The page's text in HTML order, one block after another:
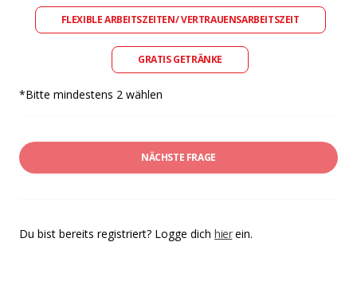
FLEXIBLE ARBEITSZEITEN/ VERTRAUENSARBEITSZEIT
GRATIS GETRÄNKE
*Bitte mindestens 2 wählen
NÄCHSTE FRAGE
Du bist bereits registriert? Logge dich hierein.